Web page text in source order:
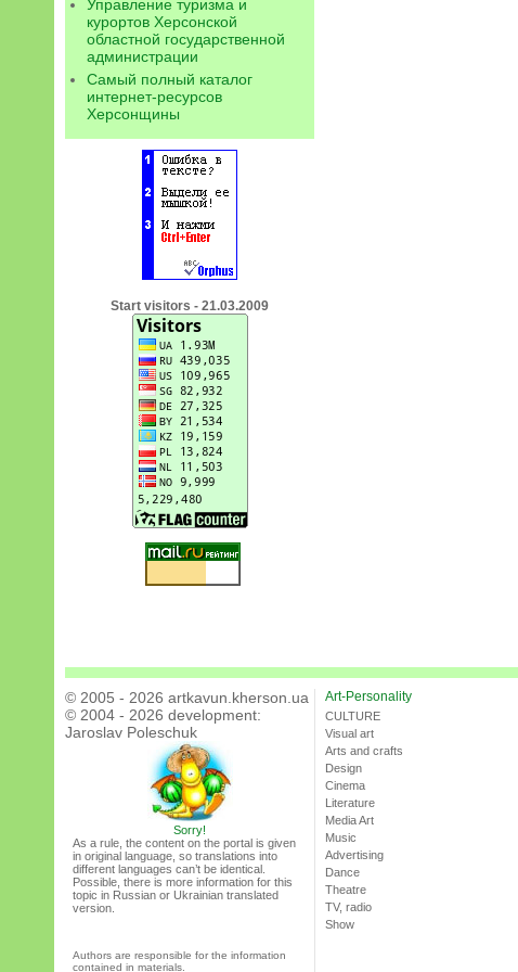
Управление туризма и
курортов Херсонской
областной государственной
администрации
Самый полный каталог
интернет-ресурсов
Херсонщины
Start visitors - 21.03.2009
© 2005 - 2026 artkavun.kherson.ua
© 2004 - 2026 development:
Jaroslav Poleschuk
Sorry!
As a rule, the content on the portal is given
in original language, so translations into
different languages can’t be identical.
Possible, there is more information for this
topic in Russian or Ukrainian translated
version.
Authors are responsible for the information
contained in materials.
Art-Personality
CULTURE
Visual art
Arts and crafts
Design
Cinema
Literature
Media Art
Music
Advertising
Dance
Theatre
TV, radio
Show